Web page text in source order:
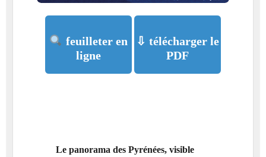
feuilleter en
ligne
⇩ télécharger le
PDF
Le panorama des Pyrénées, visible